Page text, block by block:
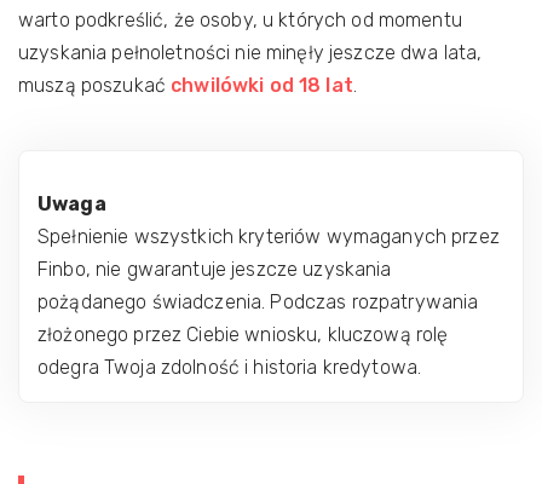
warto podkreślić, że osoby, u których od momentu
uzyskania pełnoletności nie minęły jeszcze dwa lata,
muszą poszukać chwilówki od 18 lat.
Uwaga
Spełnienie wszystkich kryteriów wymaganych przez
Finbo, nie gwarantuje jeszcze uzyskania
pożądanego świadczenia. Podczas rozpatrywania
złożonego przez Ciebie wniosku, kluczową rolę
odegra Twoja zdolność i historia kredytowa.